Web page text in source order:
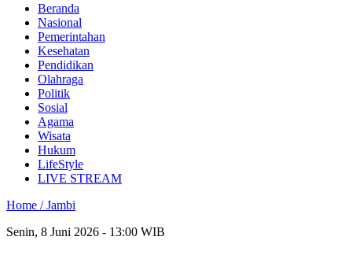
Beranda
Nasional
Pemerintahan
Kesehatan
Pendidikan
Olahraga
Politik
Sosial
Agama
Wisata
Hukum
LifeStyle
LIVE STREAM
Home /Jambi
Senin, 8 Juni 2026 - 13:00 WIB